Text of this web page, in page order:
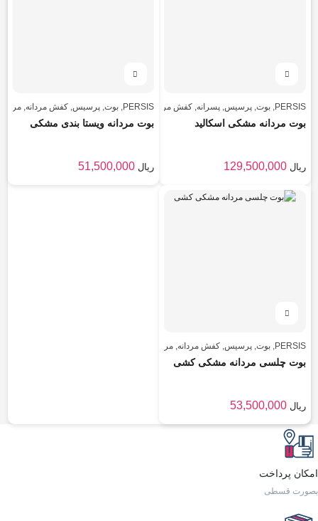
PERSIS
,بوت,پرسیس,پسرانه,کفش مردانه,مردانه
بوت مردانه مشکی اسکالید
129,500,000 ریال
PERSIS
, بوت, پرسیس, کفش مردانه, مردانه
بوت مردانه ویستا بندی مشکی
51,500,000 ریال
PERSIS
,بوت,پرسیس,کفش مردانه,مردانه
بوت چلسی مردانه مشکی کشی
53,500,000 ریال
امکان پرداخت
بصورت قسطی